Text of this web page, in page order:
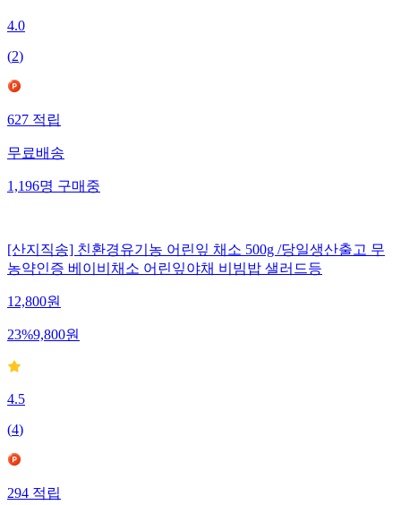
4.0
(2)
627 적립
무료배송
1,196명 구매중
[산지직송] 친환경유기농 어린잎 채소 500g /당일생산출고 무
농약인증 베이비채소 어린잎야채 비빔밥 샐러드등
12,800원
23%9,800원
4.5
(4)
294적립